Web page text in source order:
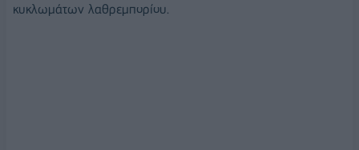
κυκλωμάτων λαθρεμπορίου.